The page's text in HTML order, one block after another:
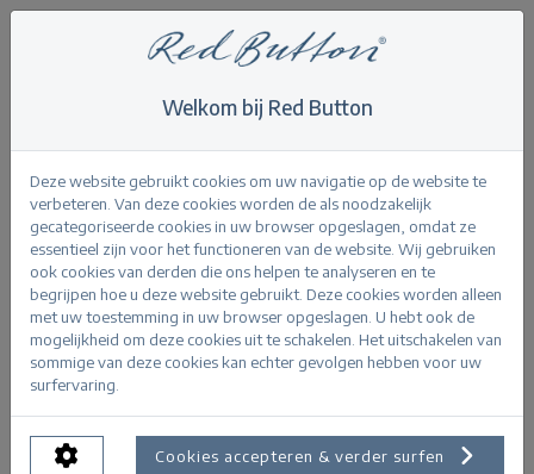
Fay poppy
Terug
Fay poppy pebble
PRODUCTINFORMATIE
De Fay Poppy is een fijn gebreide trui met een sierlijke
Welkom bij Red Button
Deze website gebruikt cookies om uw navigatie op de website te
verbeteren. Van deze cookies worden de als noodzakelijk
gecategoriseerde cookies in uw browser opgeslagen, omdat ze
essentieel zijn voor het functioneren van de website. Wij gebruiken
ook cookies van derden die ons helpen te analyseren en te
begrijpen hoe u deze website gebruikt. Deze cookies worden alleen
met uw toestemming in uw browser opgeslagen. U hebt ook de
mogelijkheid om deze cookies uit te schakelen. Het uitschakelen van
sommige van deze cookies kan echter gevolgen hebben voor uw
surfervaring.
Cookies accepteren & verder surfen